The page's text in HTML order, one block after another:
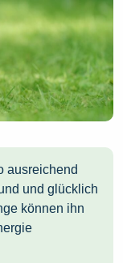
ausreichend
und glücklich
können ihn